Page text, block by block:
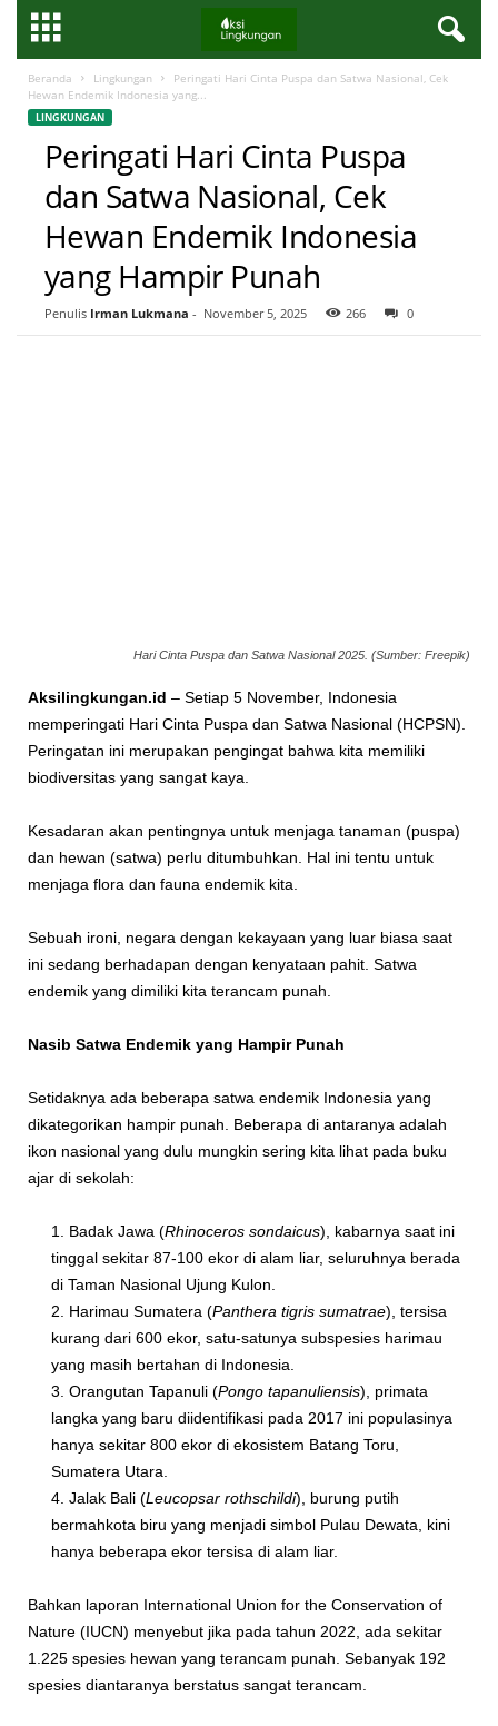
Beranda Lingkungan
Peringati Hari Cinta Puspa dan Satwa Nasional, Cek
Hewan Endemik Indonesia yang...
LINGKUNGAN
Peringati Hari Cinta Puspa
dan Satwa Nasional, Cek
Hewan Endemik Indonesia
yang Hampir Punah
Penulis Irman Lukmana - November 5, 2025 266 0
Hari Cinta Puspa dan Satwa Nasional 2025. (Sumber: Freepik)
Aksilingkungan.id – Setiap 5 November, Indonesia
memperingati Hari Cinta Puspa dan Satwa Nasional (HCPSN).
Peringatan ini merupakan pengingat bahwa kita memiliki
biodiversitas yang sangat kaya.
Kesadaran akan pentingnya untuk menjaga tanaman (puspa)
dan hewan (satwa) perlu ditumbuhkan. Hal ini tentu untuk
menjaga flora dan fauna endemik kita.
Sebuah ironi, negara dengan kekayaan yang luar biasa saat
ini sedang berhadapan dengan kenyataan pahit. Satwa
endemik yang dimiliki kita terancam punah.
Nasib Satwa Endemik yang Hampir Punah
Setidaknya ada beberapa satwa endemik Indonesia yang
dikategorikan hampir punah. Beberapa di antaranya adalah
ikon nasional yang dulu mungkin sering kita lihat pada buku
ajar di sekolah:
Badak Jawa (Rhinoceros sondaicus), kabarnya saat ini
tinggal sekitar 87-100 ekor di alam liar, seluruhnya berada
di Taman Nasional Ujung Kulon.
Harimau Sumatera (Panthera tigris sumatrae), tersisa
kurang dari 600 ekor, satu-satunya subspesies harimau
yang masih bertahan di Indonesia.
Orangutan Tapanuli (Pongo tapanuliensis), primata
langka yang baru diidentifikasi pada 2017 ini populasinya
hanya sekitar 800 ekor di ekosistem Batang Toru,
Sumatera Utara.
Jalak Bali (Leucopsar rothschildi), burung putih
bermahkota biru yang menjadi simbol Pulau Dewata, kini
hanya beberapa ekor tersisa di alam liar.
Bahkan laporan International Union for the Conservation of
Nature (IUCN) menyebut jika pada tahun 2022, ada sekitar
1.225 spesies hewan yang terancam punah. Sebanyak 192
spesies diantaranya berstatus sangat terancam.